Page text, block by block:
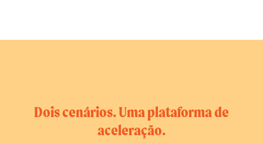
Dois cenários. Uma plataforma de
aceleração.